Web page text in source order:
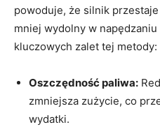
powoduje, że silnik
mniej wydolny w
kluczowych zalet tej metody:
Oszczędność paliwa:
zmniejsza zużycie, co
wydatki.